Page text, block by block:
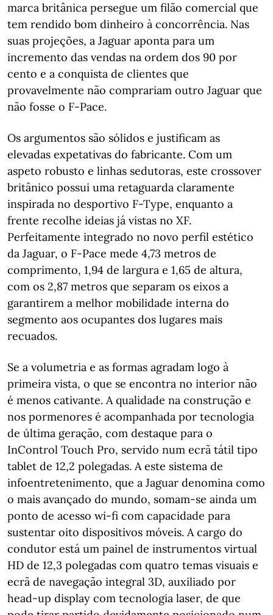
marca britânica persegue um filão comercial que
tem rendido bom dinheiro à concorrência. Nas
suas projeções, a Jaguar aponta para um
incremento das vendas na ordem dos 90 por
cento e a conquista de clientes que
provavelmente não comprariam outro Jaguar que
não fosse o F-Pace.
Os argumentos são sólidos e justificam as
elevadas expetativas do fabricante. Com um
aspeto robusto e linhas sedutoras, este crossover
britânico possui uma retaguarda claramente
inspirada no desportivo F-Type, enquanto a
frente recolhe ideias já vistas no XF.
Perfeitamente integrado no novo perfil estético
da Jaguar, o F-Pace mede 4,73 metros de
comprimento, 1,94 de largura e 1,65 de altura,
com os 2,87 metros que separam os eixos a
garantirem a melhor mobilidade interna do
segmento aos ocupantes dos lugares mais
recuados.
Se a volumetria e as formas agradam logo à
primeira vista, o que se encontra no interior não
é menos cativante. A qualidade na construção e
nos pormenores é acompanhada por tecnologia
de última geração, com destaque para o
InControl Touch Pro, servido num ecrã tátil tipo
tablet de 12,2 polegadas. A este sistema de
infoentretenimento, que a Jaguar denomina como
o mais avançado do mundo, somam-se ainda um
ponto de acesso wi-fi com capacidade para
sustentar oito dispositivos móveis. A cargo do
condutor está um painel de instrumentos virtual
HD de 12,3 polegadas com quatro temas visuais e
ecrã de navegação integral 3D, auxiliado por
head-up display com tecnologia laser, de que